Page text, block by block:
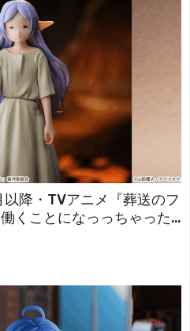
降・TVアニメ『葬送のフ
くことになっっちゃった